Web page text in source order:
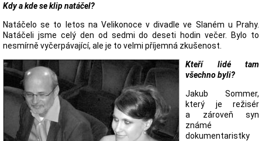
Kdy a kde se klip natáčel?
Natáčelo se to letos na Velikonoce v divadle ve Slaném u Prahy.
Natáčeli jsme celý den od sedmi do deseti hodin večer. Bylo to
nesmírně vyčerpávající, ale je to velmi příjemná zkušenost.
Kteří lidé tam
všechno byli?
Jakub Sommer,
který je režisér
a zároveň syn
známé
dokumentaristky